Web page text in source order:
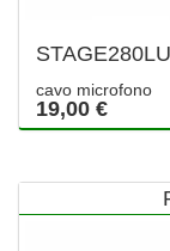
cavo microfono
19,00 €